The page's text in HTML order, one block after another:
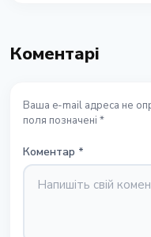
Коментарі
Ваша e-mail адреса не
поля позначені *
Коментар *